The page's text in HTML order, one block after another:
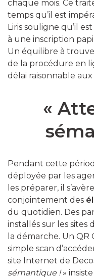
chaque mois. Ce
temps qu’il est
Liris souligne qu’il
à une inscription
Un équilibre à
de la procédure en
délai raisonnable
«
Pendant cette
déployée par les
les préparer, il
conjointement des
du quotidien. Des
installés sur les
la démarche. Un
simple scan
site Internet de
sémantique !»